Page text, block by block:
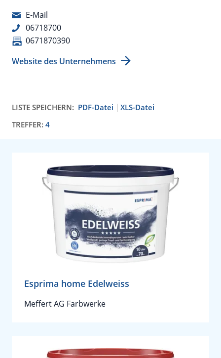
E-Mail
06718700
0671870390
Website des Unternehmens
LISTE SPEICHERN: PDF-Datei
XLS-Datei
TREFFER: 4
Esprima home Edelweiss
Meffert AG Farbwerke